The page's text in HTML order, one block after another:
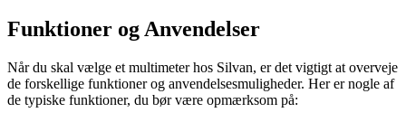
Funktioner og Anvendelser
Når du skal vælge et multimeter hos Silvan, er det vigtigt at overveje
de forskellige funktioner og anvendelsesmuligheder. Her er nogle af
de typiske funktioner, du bør være opmærksom på: